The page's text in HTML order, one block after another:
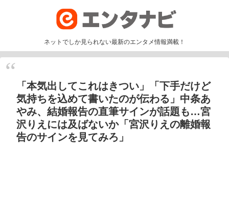
ネットでしか見られない最新のエンタメ情報満載！
「本気出してこれはきつい」「下手だけど
気持ちを込めて書いたのが伝わる」中条あ
やみ、結婚報告の直筆サインが話題も…宮
沢りえには及ばないか「宮沢りえの離婚報
告のサインを見てみろ」